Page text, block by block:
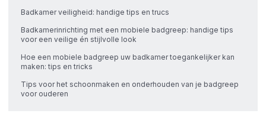
Badkamer veiligheid: handige tips en trucs
Badkamerinrichting met een mobiele badgreep: handige tips
voor een veilige én stijlvolle look
Hoe een mobiele badgreep uw badkamer toegankelijker kan
maken: tips en tricks
Tips voor het schoonmaken en onderhouden van je badgreep
voor ouderen